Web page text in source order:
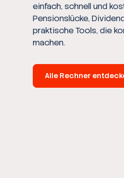
einfach, schnell und
Pensionslücke,
praktische Tools, die
machen.
Alle Rechner